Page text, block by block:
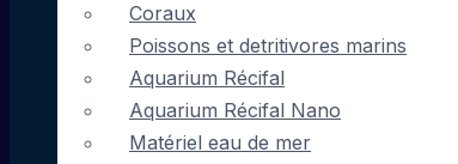
Coraux
Poissons et detritivores marins
Aquarium Récifal
Aquarium Récifal Nano
Matériel eau de mer